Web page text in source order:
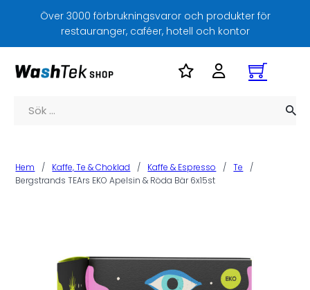
Över 3000 förbrukningsvaror och produkter för
restauranger, caféer, hotell och kontor
Sök
Hem / Kaffe, Te & Choklad / Kaffe & Espresso / Te
/
Bergstrands TEArs EKO Apelsin & Röda Bär 6x15st